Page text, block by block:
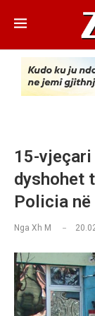
15-vjeçari
dyshohet
Policia
Nga Xh M